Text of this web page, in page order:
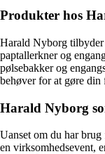
Produkter hos
Harald Nyborg
paptallerkner og
pølsebakker og
behøver for at gøre din
Harald Nyborg
Uanset om du har brug
en virksomhedsevent,